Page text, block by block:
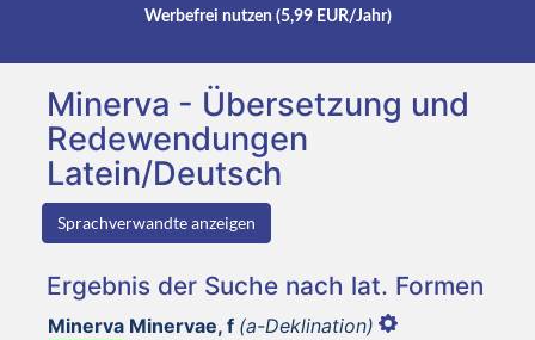
Werbefrei nutzen (5,99 EUR/Jahr)
Minerva - Übersetzung und
Redewendungen
Latein/Deutsch
Sprachverwandte anzeigen
Ergebnis der Suche nach lat. Formen
Minerva Minervae, f (a-Deklination)